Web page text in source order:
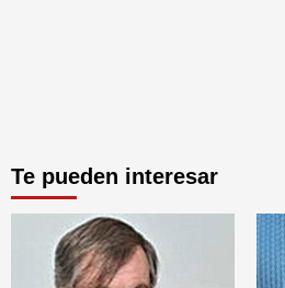
Te pueden interesar